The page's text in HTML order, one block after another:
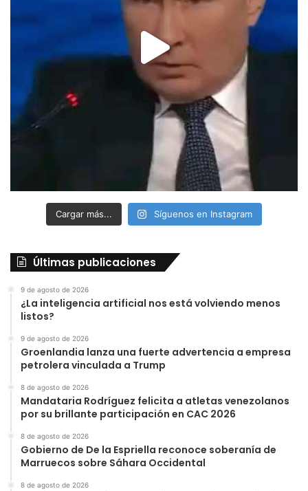
Cargar más... Síguenos en Instagram
Últimas publicaciones
9 de agosto de 2026
¿La inteligencia artificial nos está volviendo menos
listos?
9 de agosto de 2026
Groenlandia lanza una fuerte advertencia a empresa
petrolera vinculada a Trump
8 de agosto de 2026
Mandataria Rodríguez felicita a atletas venezolanos
por su brillante participación en CAC 2026
8 de agosto de 2026
Gobierno de De la Espriella reconoce soberanía de
Marruecos sobre Sáhara Occidental
8 de agosto de 2026